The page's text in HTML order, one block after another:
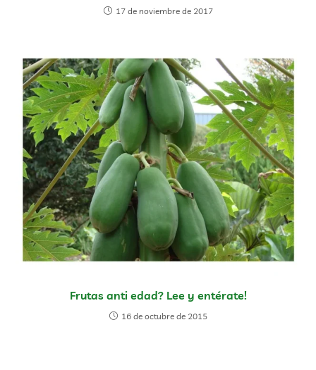
17 de noviembre de 2017
Frutas anti edad? Lee y entérate!
16 de octubre de 2015